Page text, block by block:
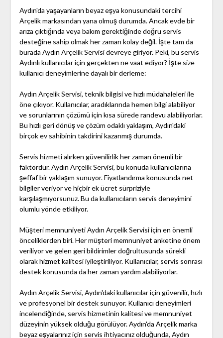
Aydın'da yaşayanların beyaz eşya konusundaki tercihi
Arçelik markasından yana olmuş durumda. Ancak evde bir
arıza çıktığında veya bakım gerektiğinde doğru servis
desteğine sahip olmak her zaman kolay değil. İşte tam da
burada Aydın Arçelik Servisi devreye giriyor. Peki, bu servis
Aydınlı kullanıcılar için gerçekten ne vaat ediyor? İşte size
kullanıcı deneyimlerine dayalı bir derleme:
Aydın Arçelik Servisi, teknik bilgisi ve hızlı müdahaleleri ile
öne çıkıyor. Kullanıcılar, aradıklarında hemen bilgi alabiliyor
ve sorunlarının çözümü için kısa sürede randevu alabiliyorlar.
Bu hızlı geri dönüş ve çözüm odaklı yaklaşım, Aydın'daki
birçok ev sahibinin takdirini kazanmış durumda.
Servis hizmeti alırken güvenilirlik her zaman önemli bir
faktördür. Aydın Arçelik Servisi, bu konuda kullanıcılarına
şeffaf bir yaklaşım sunuyor. Fiyatlandırma konusunda net
bilgiler veriyor ve hiçbir ek ücret sürpriziyle
karşılaşmıyorsunuz. Bu da kullanıcıların servis deneyimini
olumlu yönde etkiliyor.
Müşteri memnuniyeti Aydın Arçelik Servisi için en önemli
önceliklerden biri. Her müşteri memnuniyet anketine önem
veriliyor ve gelen geri bildirimler doğrultusunda sürekli
olarak hizmet kalitesi iyileştiriliyor. Kullanıcılar, servis sonrası
destek konusunda da her zaman yardım alabiliyorlar.
Aydın Arçelik Servisi, Aydın'daki kullanıcılar için güvenilir, hızlı
ve profesyonel bir destek sunuyor. Kullanıcı deneyimleri
incelendiğinde, servis hizmetinin kalitesi ve memnuniyet
düzeyinin yüksek olduğu görülüyor. Aydın'da Arçelik marka
beyaz eşyalarınız için servis ihtiyacınız olduğunda, Aydın